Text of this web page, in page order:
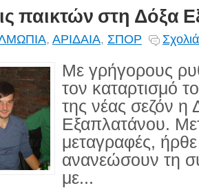
παικτών στη Δόξα
, ΑΡΙΔΑΙΑ, ΣΠΟΡ
Με γρήγορους
τον καταρτισμό
της νέας σεζόν η
Εξαπλατάνου.
μεταγραφές,
ανανεώσουν τη
με...